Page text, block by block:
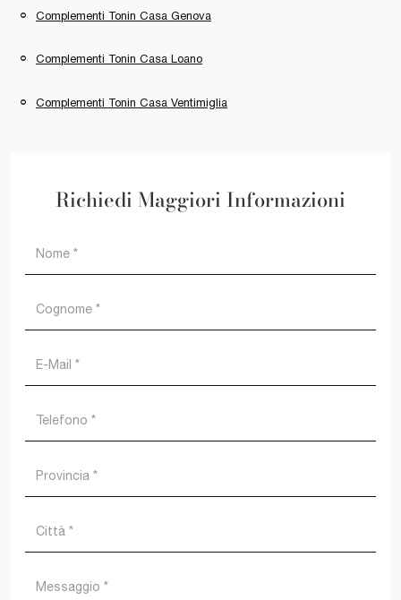
Complementi Tonin Casa Genova
Complementi Tonin Casa Loano
Complementi Tonin Casa Ventimiglia
Richiedi Maggiori Informazioni